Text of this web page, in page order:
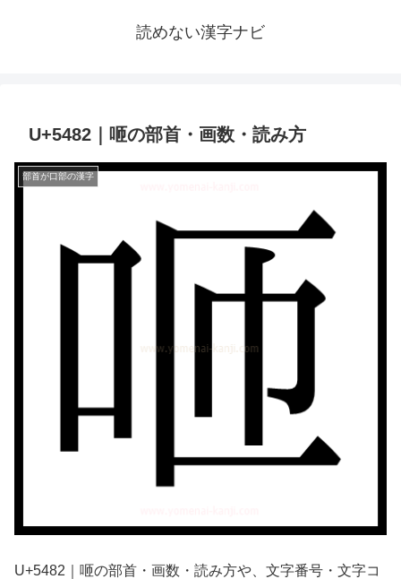
読めない漢字ナビ
U+5482｜咂の部首・画数・読み方
部首が口部の漢字
U+5482｜咂の部首・画数・読み方や、文字番号・文字コ